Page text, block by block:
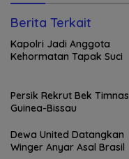
Berita Terkait
Kapolri Jadi Anggota
Kehormatan Tapak Suci
Persik Rekrut Bek Timnas
Guinea-Bissau
Dewa United Datangkan
Winger Anyar Asal Brasil